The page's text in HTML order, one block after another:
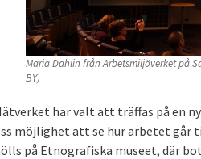
Maria Dahlin från Arbetsmiljöverket på
BY)
har valt att träffas på en
möjlighet att se hur arbetet går
på Etnografiska museet, där